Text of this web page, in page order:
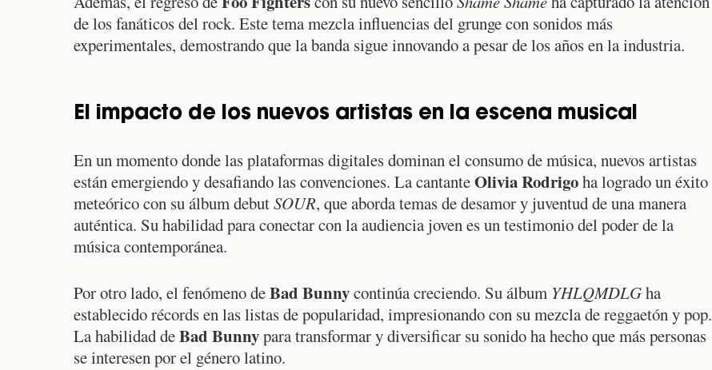
de los fanáticos del rock. Este tema mezcla influencias del grunge con sonidos más
experimentales, demostrando que la banda sigue innovando a pesar de los años en la industria.
El impacto de los nuevos artistas en la escena musical
En un momento donde las plataformas digitales dominan el consumo de música, nuevos artistas
están emergiendo y desafiando las convenciones. La cantanteOlivia Rodrigoha logrado un éxito
meteórico con su álbum debutSOUR, que aborda temas de desamor y juventud de una manera
auténtica. Su habilidad para conectar con la audiencia joven es un testimonio del poder de la
música contemporánea.
Por otro lado, el fenómeno deBad Bunnycontinúa creciendo. Su álbum YHLQMDLGha
establecido récords en las listas de popularidad, impresionando con su mezcla de reggaetón y pop.
La habilidad deBad Bunnypara transformar y diversificar su sonido ha hecho que más personas
se interesen por el género latino.